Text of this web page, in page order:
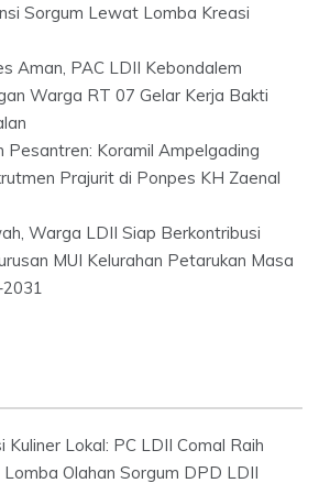
Sorgum Lewat Lomba Kreasi
Aman, PAC LDII Kebondalem
Warga RT 07 Gelar Kerja Bakti
Pesantren: Koramil Ampelgading
Prajurit di Ponpes KH Zaenal
Warga LDII Siap Berkontribusi
MUI Kelurahan Petarukan Masa
Kuliner Lokal: PC LDII Comal Raih
Olahan Sorgum DPD LDII